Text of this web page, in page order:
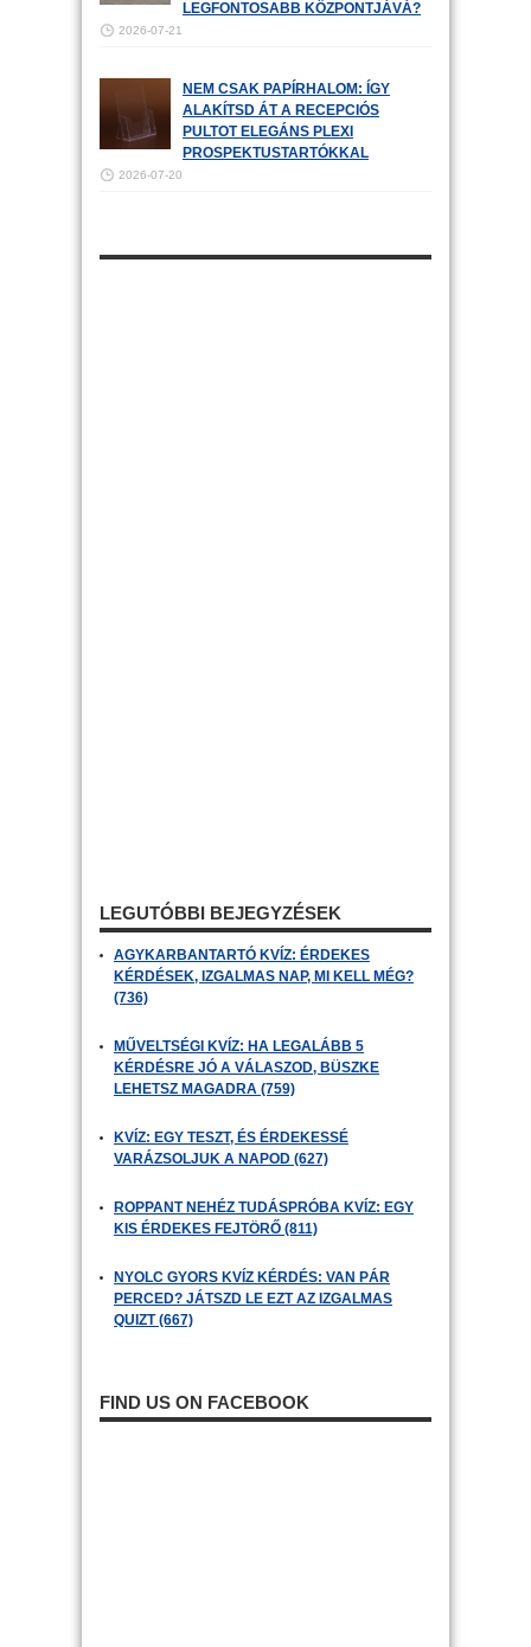
LEGFONTOSABB KÖZPONTJÁVÁ?
2026-07-21
NEM CSAK PAPÍRHALOM: ÍGY
ALAKÍTSD ÁT A RECEPCIÓS
PULTOT ELEGÁNS PLEXI
PROSPEKTUSTARTÓKKAL
2026-07-20
LEGUTÓBBI BEJEGYZÉSEK
AGYKARBANTARTÓ KVÍZ: ÉRDEKES
KÉRDÉSEK, IZGALMAS NAP, MI KELL MÉG?
(736)
MŰVELTSÉGI KVÍZ: HA LEGALÁBB 5
KÉRDÉSRE JÓ A VÁLASZOD, BÜSZKE
LEHETSZ MAGADRA (759)
KVÍZ: EGY TESZT, ÉS ÉRDEKESSÉ
VARÁZSOLJUK A NAPOD (627)
ROPPANT NEHÉZ TUDÁSPRÓBA KVÍZ: EGY
KIS ÉRDEKES FEJTÖRŐ (811)
NYOLC GYORS KVÍZ KÉRDÉS: VAN PÁR
PERCED? JÁTSZD LE EZT AZ IZGALMAS
QUIZT (667)
FIND US ON FACEBOOK